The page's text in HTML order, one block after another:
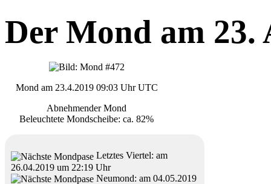
Der Mond am 23.
Mond am 23.4.2019 09:03 Uhr UTC
Abnehmender Mond
Beleuchtete Mondscheibe: ca. 82%
Letztes Viertel: am
26.04.2019 um 22:19 Uhr
Neumond: am 04.05.2019